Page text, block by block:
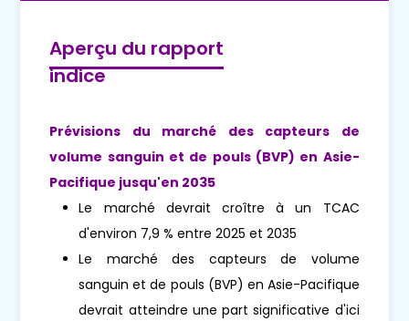
Aperçu du rapport
indice
Prévisions du marché des capteurs de
volume sanguin et de pouls (BVP) en Asie-
Pacifique jusqu'en 2035
Le marché devrait croître à un TCAC
d'environ 7,9 % entre 2025 et 2035
Le marché des capteurs de volume
sanguin et de pouls (BVP) en Asie-Pacifique
devrait atteindre une part significative d'ici